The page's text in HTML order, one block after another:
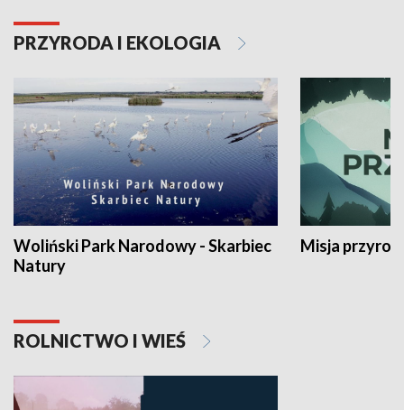
PRZYRODA I EKOLOGIA
Woliński Park Narodowy - Skarbiec
Natury
Misja
ROLNICTWO I WIEŚ